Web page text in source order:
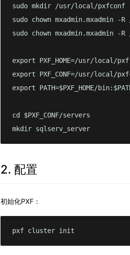
sudo mkdir /usr/local/pxfconf
sudo chown mxadmin.mxadmin
sudo chown mxadmin.mxadmin
export PXF_HOME=/usr/local/
export PXF_CONF=/usr/local/
export PATH=$PXF_HOME/
cd $PXF_CONF/servers
mkdir sqlserv_server
2. 配置
初始化PXF：
pxf cluster init